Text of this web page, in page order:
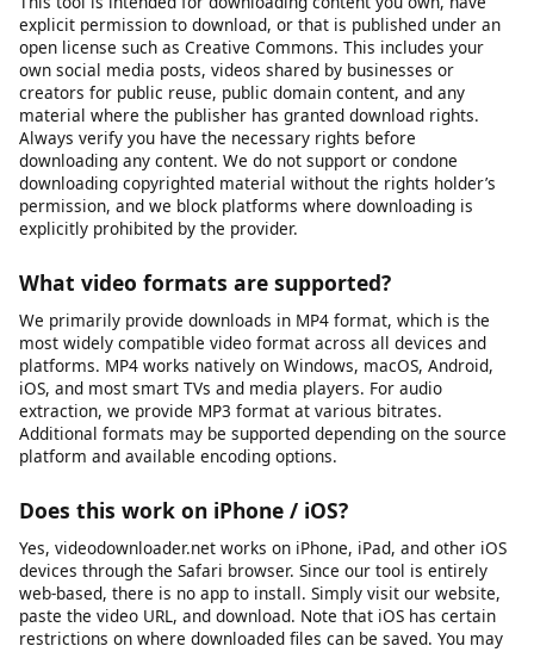
perangkat Anda.
Apakah pengunduh video aman digunakan?
Ya, alat kami 100% aman digunakan. Kami tidak menyimpan
file yang Anda unduh di server kami.
Is it legal to download videos for personal use?
This tool is intended for downloading content you own, have
open license such as Creative Commons. This includes your
own social media posts, videos shared by businesses or
creators for public reuse, public domain content, and any
material where the publisher has granted download rights.
Always verify you have the necessary rights before
downloading any content. We do not support or condone
downloading copyrighted material without the rights holder’s
permission, and we block platforms where downloading is
explicitly prohibited by the provider.
What video formats are supported?
We primarily provide downloads in MP4 format, which is the
most widely compatible video format across all devices and
platforms. MP4 works natively on Windows, macOS, Android,
iOS, and most smart TVs and media players. For audio